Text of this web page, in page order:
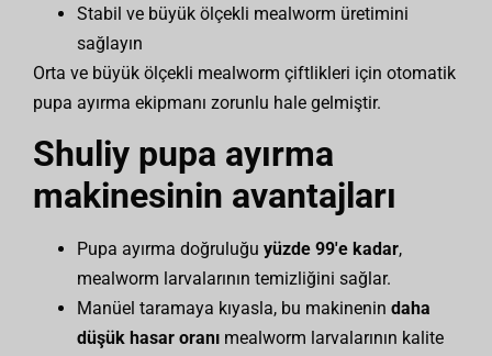
Stabil ve büyük ölçekli mealworm üretimini
sağlayın
Orta ve büyük ölçekli mealworm çiftlikleri için otomatik
pupa ayırma ekipmanı zorunlu hale gelmiştir.
Shuliy pupa ayırma
makinesinin avantajları
Pupa ayırma doğruluğu yüzde 99'e kadar,
mealworm larvalarının temizliğini sağlar.
Manüel taramaya kıyasla, bu makinenin daha
düşük hasar oranı mealworm larvalarının kalite